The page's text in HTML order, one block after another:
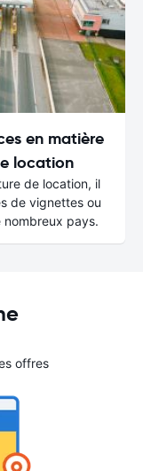
en matière
location
de location, il
de vignettes ou
pays.
offres